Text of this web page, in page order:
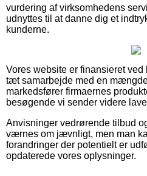
vurdering af virksomhedens
udnyttes til at danne dig et
kunderne.
Vores website er finansieret
tæt samarbejde med en
markedsfører firmaernes
besøgende vi sender videre
Anvisninger vedrørende tilbud
værnes om jævnligt, men man
forandringer der potentielt er
opdaterede vores oplysninger.